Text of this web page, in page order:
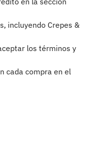
incluyendo Crepes &
los términos y
cada compra en el